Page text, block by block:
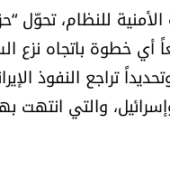
للنظام، تحوّل
أي خطوة باتجاه نزع
تراجع النفوذ
والتي انتهت